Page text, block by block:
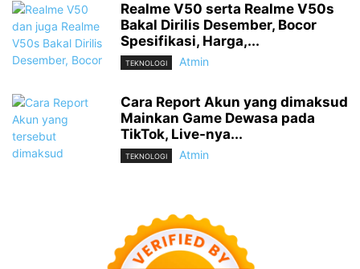
Realme V50 serta Realme V50s
Bakal Dirilis Desember, Bocor
Spesifikasi, Harga,...
TEKNOLOGI Atmin
Cara Report Akun yang dimaksud
Mainkan Game Dewasa pada
TikTok, Live-nya...
TEKNOLOGI Atmin